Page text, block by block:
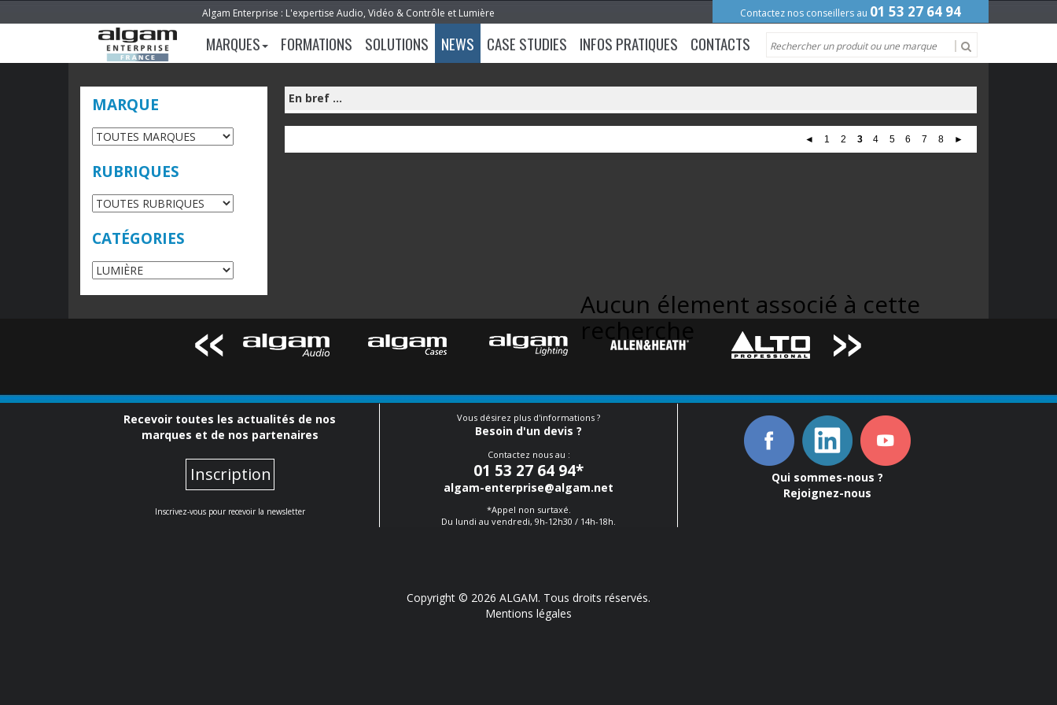
Algam Enterprise : L'expertise Audio, Vidéo & Contrôle et Lumière Contactez nos conseillers au 01 53 27 64 94
MARQUES FORMATIONS SOLUTIONS NEWS CASE STUDIES INFOS PRATIQUES CONTACTS
MARQUE
RUBRIQUES
CATÉGORIES
En bref ...
Aucun élement associé à cette
◄ 1 2 3 4 5 6 7 8 ►
Recevoir toutes les actualités de nos
marques et de nos partenaires
Inscription
Inscrivez-vous pour recevoir la newsletter
Vous désirez plus d'informations ?
Besoin d'un devis ?
Contactez nous au :
01 53 27 64 94*
algam-enterprise@algam.net
*Appel non surtaxé.
Du lundi au vendredi, 9h-12h30 / 14h-18h.
Qui sommes-nous ?
Rejoignez-nous
Copyright © 2026 ALGAM. Tous droits réservés.
Mentions légales